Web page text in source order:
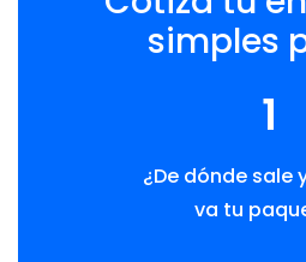
simples
1
¿De dónde sale
va tu